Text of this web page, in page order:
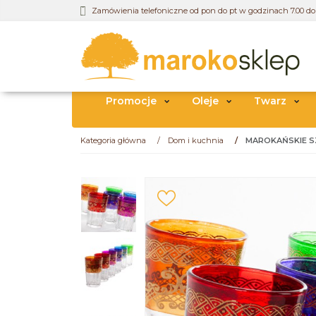
Zamówienia telefoniczne od pon do pt w godzinach 7.00 do
Promocje Oleje Twarz
Kategoria główna / Dom i kuchnia / MAROKAŃSKIE